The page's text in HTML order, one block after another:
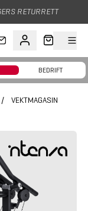
BEDRIFT
/
VEKTMAGASIN